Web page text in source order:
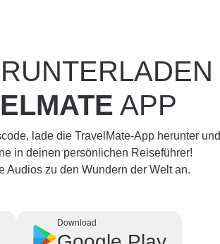
APP
lade die TravelMate-App herunter und
in deinen persönlichen Reiseführer!
Audios zu den Wundern der Welt an.
Download